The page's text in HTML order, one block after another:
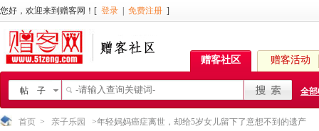
您好，欢迎来到赠客网！[ 登录 免费注册 ]
赠客社区 赠客活动
帖 子 全
首页 > 亲子乐园 >年轻妈妈癌症离世，却给5岁女儿留下了意想不到的遗产